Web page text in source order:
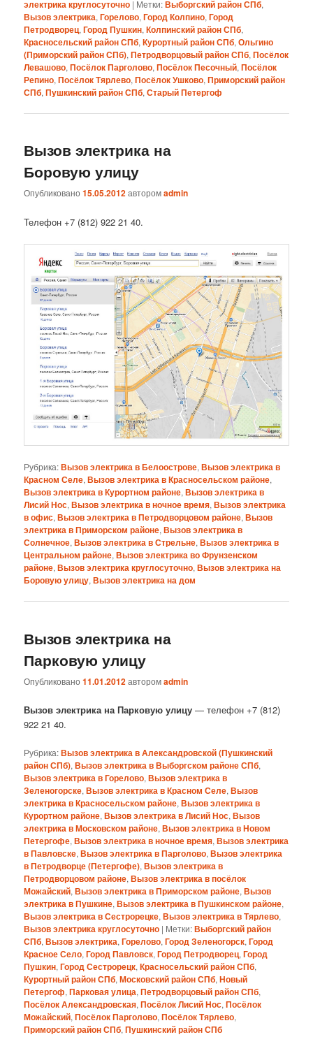
электрика круглосуточно | Метки:Выборгский район СПб,
Вызов электрика,Горелово,Город Колпино,Город
Петродворец,Город Пушкин,Колпинский район СПб,
Красносельский район СПб,Курортный район СПб,Ольгино
(Приморский район СПб),Петродворцовый район СПб,Посёлок
Левашово,Посёлок Парголово,Посёлок Песочный,Посёлок
Репино,Посёлок Тярлево,Посёлок Ушково,Приморский район
СПб,Пушкинский район СПб,Старый Петергоф
Вызов электрика на
Боровую улицу
Опубликовано15.05.2012авторомadmin
Телефон +7 (812) 922 21 40.
Рубрика:Вызов электрика в Белоострове,Вызов электрика в
Красном Селе,Вызов электрика в Красносельском районе,
Вызов электрика в Курортном районе,Вызов электрика в
Лисий Нос,Вызов электрика в ночное время,Вызов электрика
в офис,Вызов электрика в Петродворцовом районе,Вызов
электрика в Приморском районе,Вызов электрика в
Солнечное,Вызов электрика в Стрельне,Вызов электрика в
Центральном районе,Вызов электрика во Фрунзенском
районе,Вызов электрика круглосуточно,Вызов электрика на
Боровую улицу,Вызов электрика на дом
Вызов электрика на
Парковую улицу
Опубликовано11.01.2012авторомadmin
Вызов электрика на Парковую улицу — телефон +7 (812)
922 21 40.
Рубрика:Вызов электрика в Александровской (Пушкинский
район СПб),Вызов электрика в Выборгском районе СПб,
Вызов электрика в Горелово,Вызов электрика в
Зеленогорске,Вызов электрика в Красном Селе,Вызов
электрика в Красносельском районе,Вызов электрика в
Курортном районе,Вызов электрика в Лисий Нос,Вызов
электрика в Московском районе,Вызов электрика в Новом
Петергофе,Вызов электрика в ночное время,Вызов электрика
в Павловске,Вызов электрика в Парголово,Вызов электрика
в Петродворце (Петергофе),Вызов электрика в
Петродворцовом районе,Вызов электрика в посёлок
Можайский,Вызов электрика в Приморском районе,Вызов
электрика в Пушкине,Вызов электрика в Пушкинском районе,
Вызов электрика в Сестрорецке,Вызов электрика в Тярлево,
Вызов электрика круглосуточно | Метки:Выборгский район
СПб,Вызов электрика,Горелово,Город Зеленогорск,Город
Красное Село,Город Павловск,Город Петродворец,Город
Пушкин,Город Сестрорецк,Красносельский район СПб,
Курортный район СПб,Московский район СПб,Новый
Петергоф,Парковая улица,Петродворцовый район СПб,
Посёлок Александровская,Посёлок Лисий Нос,Посёлок
Можайский,Посёлок Парголово,Посёлок Тярлево,
Приморский район СПб,Пушкинский район СПб